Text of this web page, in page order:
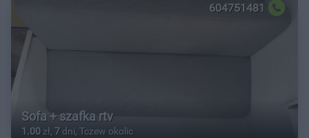
604751481
Sofa + szafka rtv
1.00 zł, 7 dni, Tczew okolic